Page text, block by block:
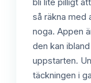
bli lite pilligt
så räkna med
noga. Appen
den kan
uppstarten.
täckningen i